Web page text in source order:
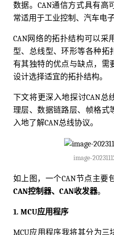
数据。CAN通信方式具有高
常适用于工业控制、汽车电子
CAN网络的拓扑结构可以采
型、总线型、环形等各种拓
有其独特的优点与缺点，需
设计选择适宜的拓扑结构。
下文将更深入地探讨CAN总
理层、数据链路层、帧格式
入地了解CAN总线协议。
image-
如上图，一个CAN节点主要
CAN控制器、CAN收发器。
1. MCU应用程序
MCU应用程序我将其分为三